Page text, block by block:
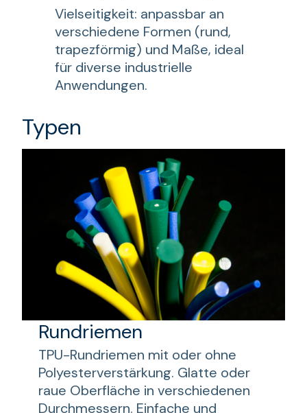
Vielseitigkeit: anpassbar an
verschiedene Formen (rund,
trapezförmig) und Maße, ideal
für diverse industrielle
Anwendungen.
Typen
Rundriemen
TPU-Rundriemen mit oder ohne
Polyesterverstärkung. Glatte oder
raue Oberfläche in verschiedenen
Durchmessern. Einfache und